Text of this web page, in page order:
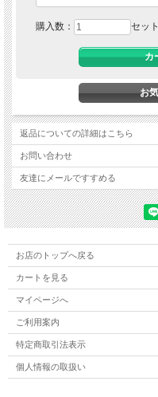
購入数： セット
返品についての詳細はこちら
お問い合わせ
友達にメールですすめる
お店のトップへ戻る
カートを見る
マイページへ
ご利用案内
特定商取引法表示
個人情報の取扱い